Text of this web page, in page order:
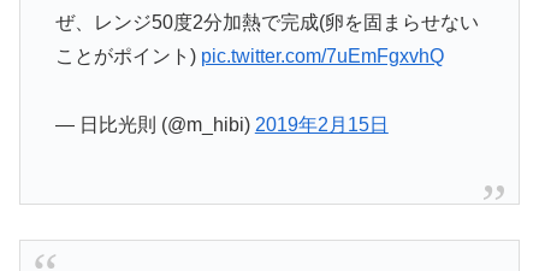
ぜ、レンジ50度2分加熱で完成(卵を固まらせない
ことがポイント) pic.twitter.com/7uEmFgxvhQ
— 日比光則 (@m_hibi) 2019年2月15日